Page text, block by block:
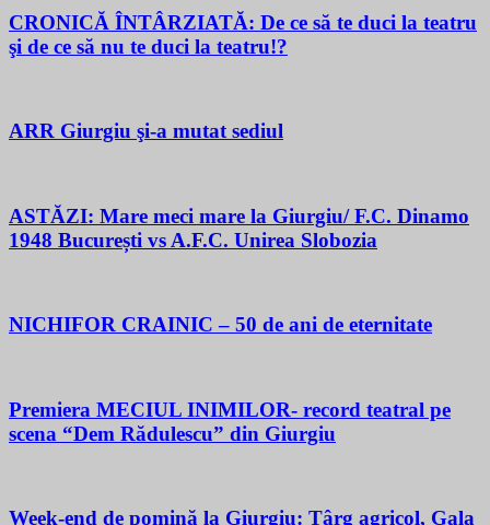
CRONICĂ ÎNTÂRZIATĂ: De ce să te duci la teatru
şi de ce să nu te duci la teatru!?
ARR Giurgiu şi-a mutat sediul
ASTĂZI: Mare meci mare la Giurgiu/ F.C. Dinamo
1948 București vs A.F.C. Unirea Slobozia
NICHIFOR CRAINIC – 50 de ani de eternitate
Premiera MECIUL INIMILOR- record teatral pe
scena “Dem Rădulescu” din Giurgiu
Week-end de pomină la Giurgiu: Târg agricol, Gala